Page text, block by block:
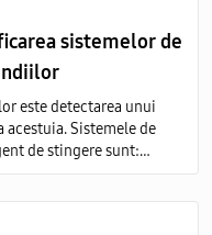
sistemelor de
este detectarea unui
Sistemele de
de stingere sunt: